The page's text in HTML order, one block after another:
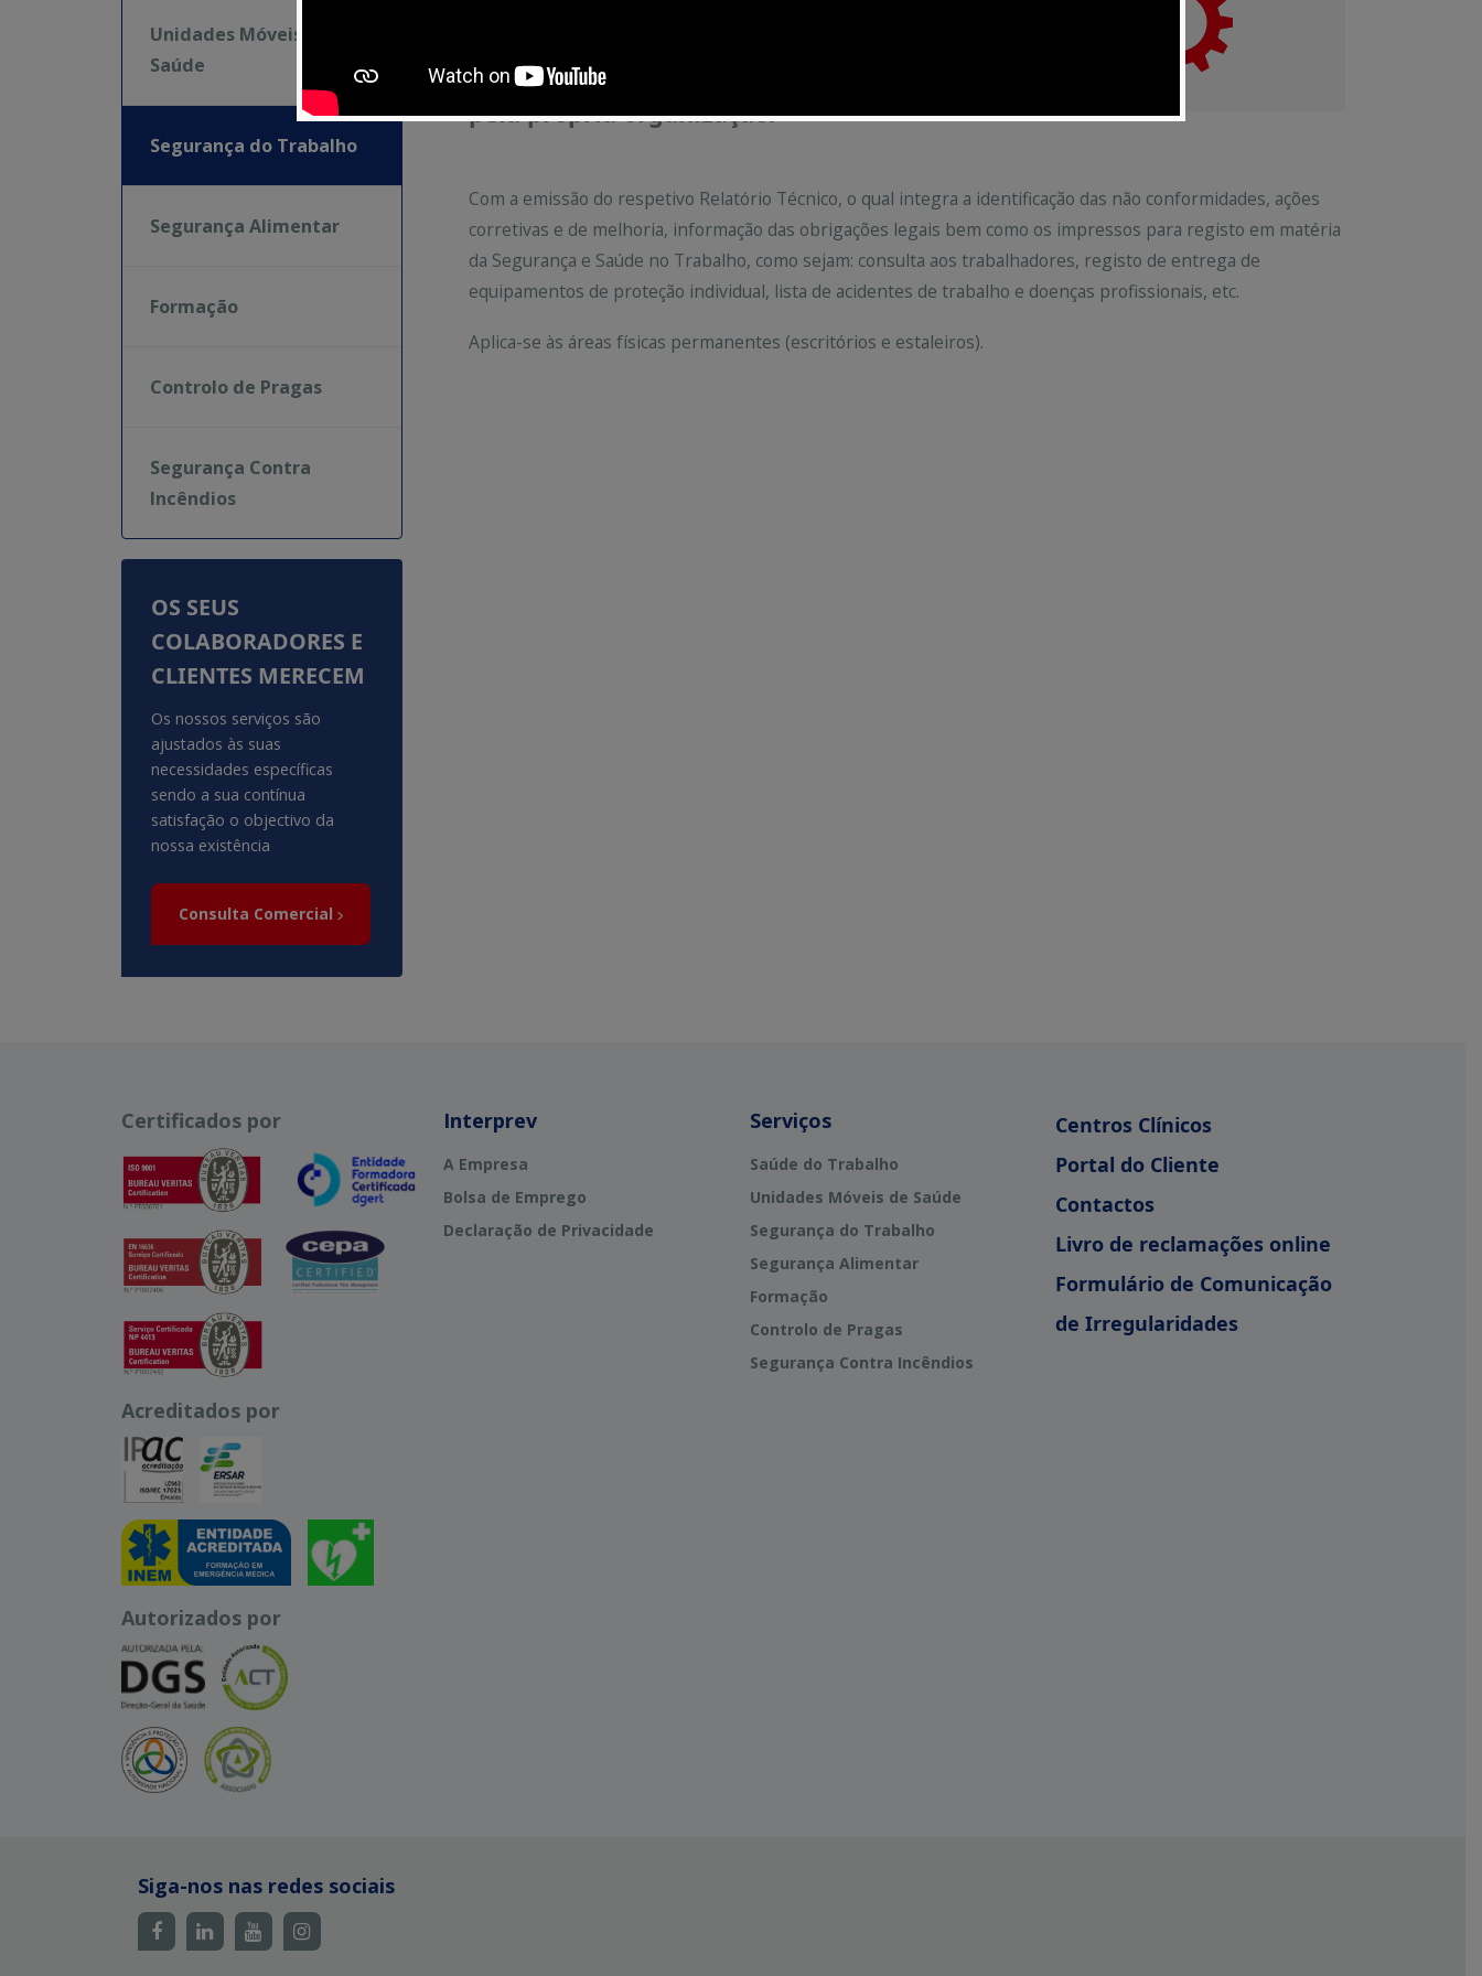
interiorizadas e desenvolvidas
pela própria organização.
Com a emissão do respetivo Relatório Técnico, o qual integra a identificação das não conformidades, ações
corretivas e de melhoria, informação das obrigações legais bem como os impressos para registo em matéria
da Segurança e Saúde no Trabalho, como sejam: consulta aos trabalhadores, registo de entrega de
equipamentos de proteção individual, lista de acidentes de trabalho e doenças profissionais, etc.
Aplica-se às áreas físicas permanentes (escritórios e estaleiros).
Unidades Móveis de
Saúde
Segurança do Trabalho
Segurança Alimentar
Formação
Controlo de Pragas
Segurança Contra
Incêndios
OS SEUS
COLABORADORES E
CLIENTES MERECEM
Os nossos serviços são
ajustados às suas
necessidades específicas
sendo a sua contínua
satisfação o objectivo da
nossa existência
Consulta Comercial
Certificados por
Acreditados por
Autorizados por
Interprev
A Empresa
Bolsa de Emprego
Declaração de Privacidade
Serviços
Saúde do Trabalho
Unidades Móveis de Saúde
Segurança do Trabalho
Segurança Alimentar
Formação
Controlo de Pragas
Segurança Contra Incêndios
Centros Clínicos
Portal do Cliente
Contactos
Livro de reclamações online
Formulário de Comunicação
de Irregularidades
Siga-nos nas redes sociais